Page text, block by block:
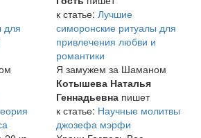
для
к статье: Лучшие
симоронские ритуалы для
привлечения любви и
романтики
Я замужем за Шаманом
Котышева Наталья
Геннадьевна пишет
к статье: Научные молитвы
джозефа мэрфи